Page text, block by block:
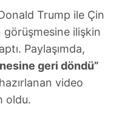
Trump ile Çin
görüşmesine ilişkin
Paylaşımda,
geri döndü”
video
oldu.